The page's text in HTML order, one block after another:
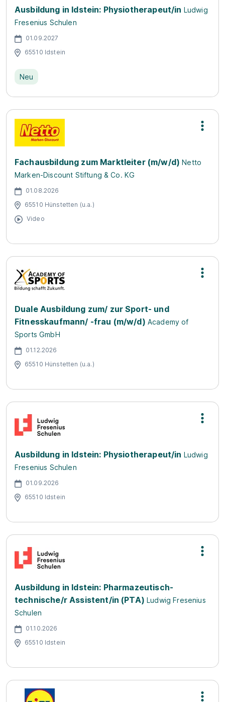
Ausbildung in Idstein: Physiotherapeut/in Ludwig
Fresenius Schulen
01.09.2027
65510 Idstein
Neu
Fachausbildung zum Marktleiter (m/w/d) Netto
Marken-Discount Stiftung & Co. KG
01.08.2026
65510 Hünstetten (u.a.)
Video
Duale Ausbildung zum/ zur Sport- und
Fitnesskaufmann/ -frau (m/w/d) Academy of
Sports GmbH
01.12.2026
65510 Hünstetten (u.a.)
Ausbildung in Idstein: Physiotherapeut/in Ludwig
Fresenius Schulen
01.09.2026
65510 Idstein
Ausbildung in Idstein: Pharmazeutisch-
technische/r Assistent/in (PTA) Ludwig Fresenius
Schulen
01.10.2026
65510 Idstein